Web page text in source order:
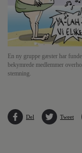
En ny gruppe gæster har
bekymrede medlemmer
stemning.
Del Tweet